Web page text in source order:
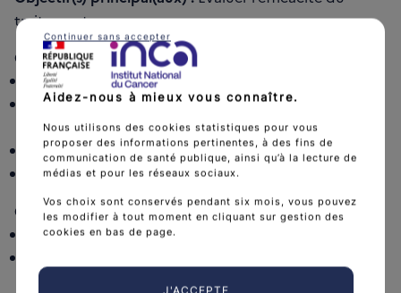
traitement.
Objectifs secondaires :
Évaluer le taux de réponse à la fin du traitement.
Évaluer la survie sans récidive pour les répondeurs
complets.
Évaluer la survie globale.
Évaluer la toxicité additionnelle le traitement.
Critères d’inclusion :
Age ≥ 18 ans et ≤ 65 ans.
(classification OMS) histologiquement prouvé.
Aidez-nous à mieux vous connaître.
Nous utilisons des cookies statistiques pour vous
proposer des informations pertinentes, à des fins de
communication de santé publique, ainsi qu’à la lecture de
médias et pour les réseaux sociaux.
Vos choix sont conservés pendant six mois, vous pouvez
les modifier à tout moment en cliquant sur gestion des
cookies en bas de page.
J'ACCEPTE
Continuer sans accepter